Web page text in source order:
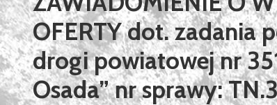
OFERTY dot. zadania
drogi powiatowej nr
Osada” nr sprawy: